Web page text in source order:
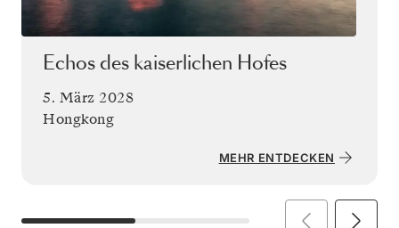
Echos des kaiserlichen Hofes
5. März 2028
Hongkong
MEHR ENTDECKEN